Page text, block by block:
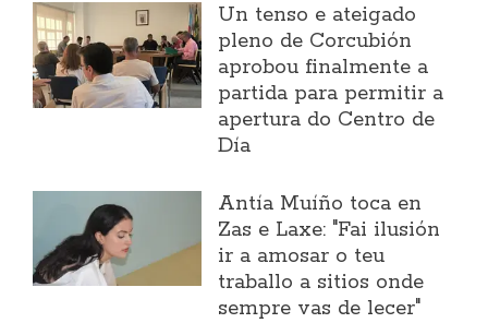
Un tenso e ateigado
pleno de Corcubión
aprobou finalmente a
partida para permitir a
apertura do Centro de
Día
Antía Muíño toca en
Zas e Laxe: "Fai ilusión
ir a amosar o teu
traballo a sitios onde
sempre vas de lecer"